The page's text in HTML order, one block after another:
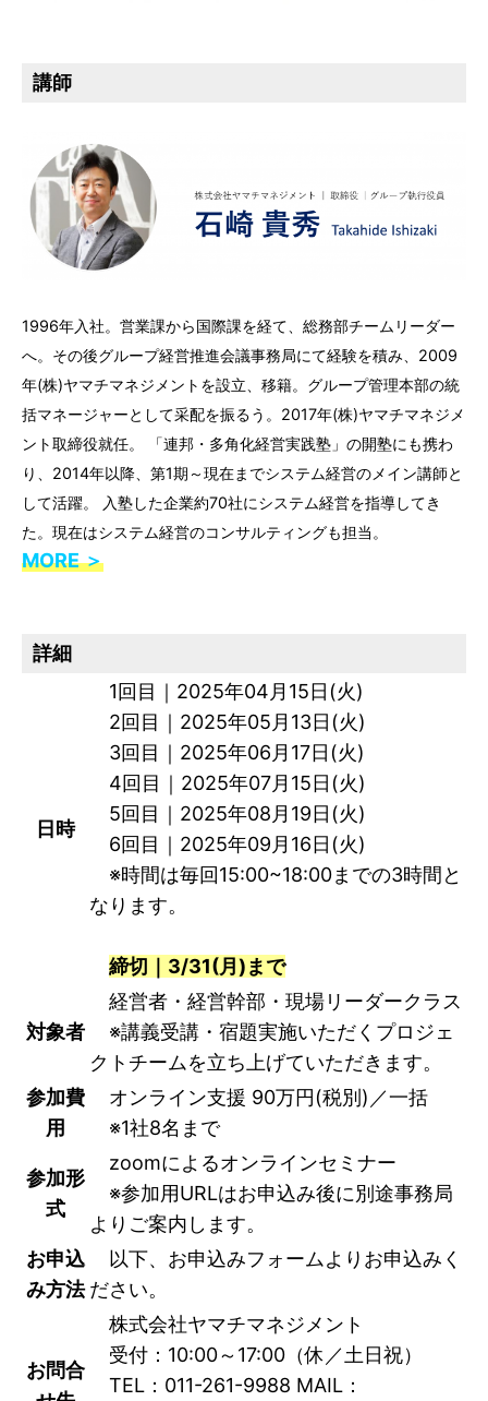
講師
1996年入社。営業課から国際課を経て、総務部チームリーダー
へ。その後グループ経営推進会議事務局にて経験を積み、2009
年(株)ヤマチマネジメントを設立、移籍。グループ管理本部の統
括マネージャーとして采配を振るう。2017年(株)ヤマチマネジメ
ント取締役就任。 「連邦・多角化経営実践塾」の開塾にも携わ
り、2014年以降、第1期～現在までシステム経営のメイン講師と
して活躍。 入塾した企業約70社にシステム経営を指導してき
た。現在はシステム経営のコンサルティングも担当。
MORE ＞
詳細
日時
1回目｜2025年04月15日(火)
2回目｜2025年05月13日(火)
3回目｜2025年06月17日(火)
4回目｜2025年07月15日(火)
5回目｜2025年08月19日(火)
6回目｜2025年09月16日(火)
※時間は毎回15:00~18:00までの3時間と
なります。
締切｜3/31(月)まで
対象者
経営者・経営幹部・現場リーダークラス
※講義受講・宿題実施いただくプロジェ
クトチームを立ち上げていただきます。
参加費
用
オンライン支援 90万円(税別)／一括
※1社8名まで
参加形
式
zoomによるオンラインセミナー
※参加用URLはお申込み後に別途事務局
よりご案内します。
お申込
み方法
以下、お申込みフォームよりお申込みく
ださい。
お問合
株式会社ヤマチマネジメント
受付：10:00～17:00（休／土日祝）
TEL：011-261-9988 MAIL：